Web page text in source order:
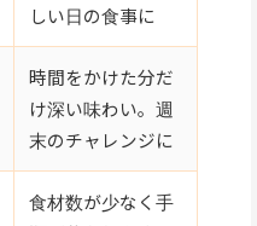
しい日の食事に
時間をかけた分だ
け深い味わい。週
末のチャレンジに
食材数が少なく手